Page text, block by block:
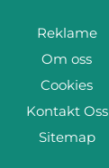
Reklame
Om oss
Cookies
Kontakt Oss
Sitemap